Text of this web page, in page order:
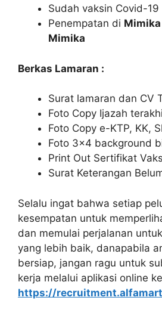
Sudah vaksin Covid-
Penempatan di
Mimika
Berkas Lamaran :
Surat lamaran dan CV
Foto Copy Ijazah
Foto Copy e-KTP, KK,
Foto 3×4 background
Print Out Sertifikat
Surat Keterangan
Selalu ingat bahwa setiap
kesempatan untuk
dan memulai perjalanan
yang lebih baik, danapabila
bersiap, jangan ragu untuk
kerja melalui aplikasi online
https://